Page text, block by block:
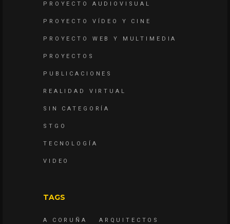
PROYECTO AUDIOVISUAL
PROYECTO VÍDEO Y CINE
PROYECTO WEB Y MULTIMEDIA
PROYECTOS
PUBLICACIONES
REALIDAD VIRTUAL
SIN CATEGORÍA
STGO
TECNOLOGÍA
VIDEO
TAGS
A CORUÑA ARQUITECTOS